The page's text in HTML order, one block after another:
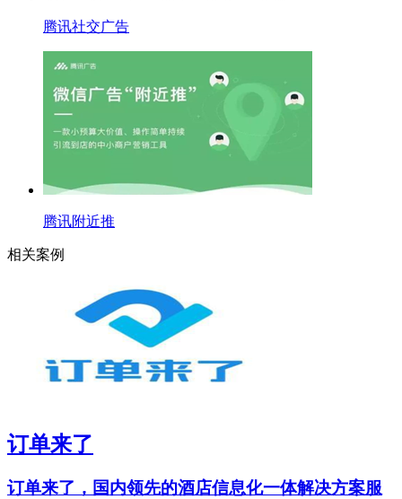
腾讯社交广告
腾讯附近推
相关案例
订单来了
订单来了，国内领先的酒店信息化一体解决方案服